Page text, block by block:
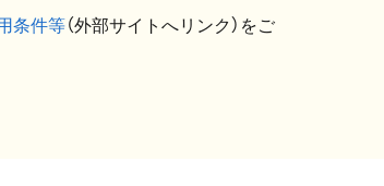
条件等（外部サイトへリンク）をご